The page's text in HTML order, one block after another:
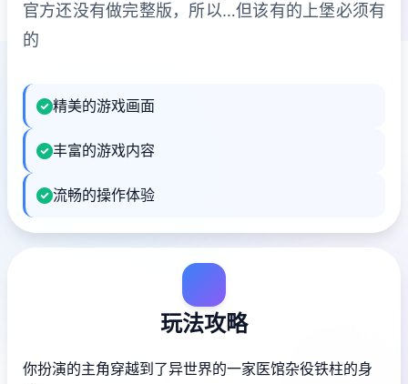
官方还没有做完整版，所以…但该有的上堡必须有
的
精美的游戏画面
丰富的游戏内容
流畅的操作体验
玩法攻略
你扮演的主角穿越到了异世界的一家医馆杂役铁柱的身